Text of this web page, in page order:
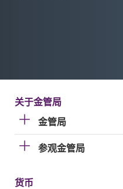
关于金管局
金管局
参观金管局
货币